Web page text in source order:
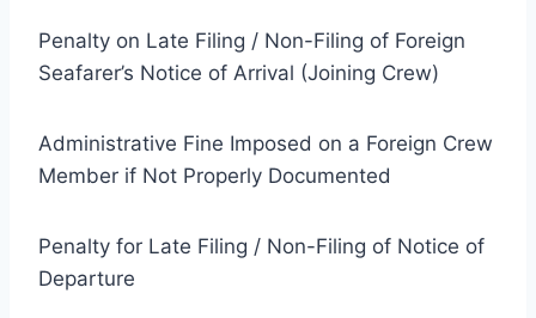
Penalty on Late Filing / Non-Filing of Foreign
Seafarer’s Notice of Arrival (Joining Crew)
Administrative Fine Imposed on a Foreign Crew
Member if Not Properly Documented
Penalty for Late Filing / Non-Filing of Notice of
Departure